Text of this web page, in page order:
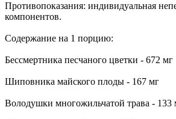
Противопоказания: индивидуальная
компонентов.
Содержание на 1 порцию:
Бессмертника песчаного цветки - 672 мг
Шиповника майского плоды - 167 мг
Володушки многожильчатой трава - 133